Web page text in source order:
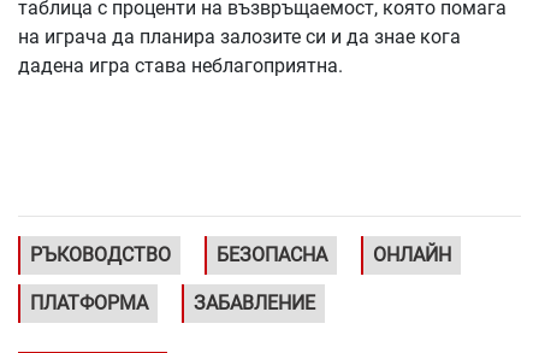
таблица с проценти на възвръщаемост, която помага
на играча да планира залозите си и да знае кога
дадена игра става неблагоприятна.
РЪКОВОДСТВО БЕЗОПАСНА ОНЛАЙН
ПЛАТФОРМА ЗАБАВЛЕНИЕ